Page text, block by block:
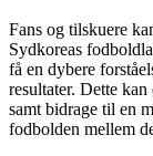
Fans og tilskuere
Sydkoreas
få en dybere
resultater. Dette kan
samt bidrage til en
fodbolden mellem